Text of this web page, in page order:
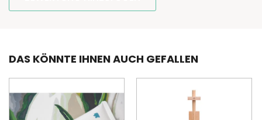
DAS KÖNNTE IHNEN AUCH GEFALLEN